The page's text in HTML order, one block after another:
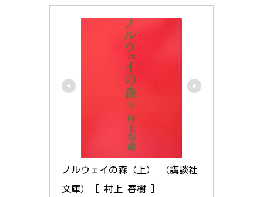
ノルウェイの森（上） （講談社
文庫） [ 村上 春樹 ]